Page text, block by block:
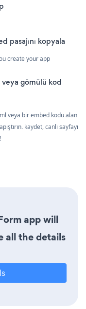
pasajını kopyala
create your app
gömülü kod
veya bir embed kodu alan
kaydet, canlı sayfayı
app will
all the details